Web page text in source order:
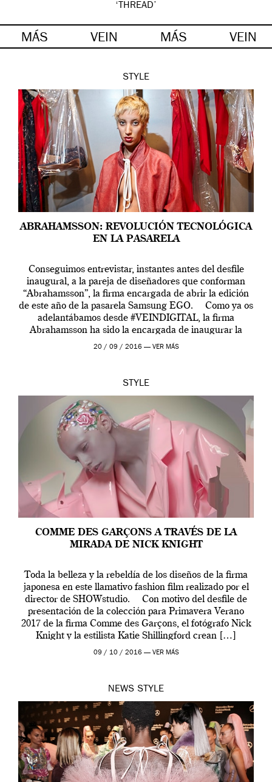
‘THREAD’
MÁS VEIN MÁS VEIN
STYLE
ABRAHAMSSON: REVOLUCIÓN TECNOLÓGICA
EN LA PASARELA
Conseguimos entrevistar, instantes antes del desfile
inaugural, a la pareja de diseñadores que conforman
“Abrahamsson”, la firma encargada de abrir la edición
de este año de la pasarela Samsung EGO. Como ya os
adelantábamos desde #VEINDIGITAL, la firma
Abrahamsson ha sido la encargada de inaugurar la
edición de este año de EGO, la […]
20 / 09 / 2016 — VER MÁS
STYLE
COMME DES GARÇONS A TRAVÉS DE LA
MIRADA DE NICK KNIGHT
Toda la belleza y la rebeldía de los diseños de la firma
japonesa en este llamativo fashion film realizado por el
director de SHOWstudio. Con motivo del desfile de
presentación de la colección para Primavera Verano
2017 de la firma Comme des Garçons, el fotógrafo Nick
Knight y la estilista Katie Shillingford crean […]
09 / 10 / 2016 — VER MÁS
NEWS STYLE